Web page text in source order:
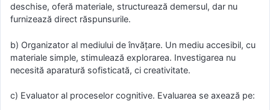
deschise, oferă materiale, structurează demersul, dar nu
furnizează direct răspunsurile.
b) Organizator al mediului de învățare. Un mediu accesibil, cu
materiale simple, stimulează explorarea. Investigarea nu
necesită aparatură sofisticată, ci creativitate.
c) Evaluator al proceselor cognitive. Evaluarea se axează pe: